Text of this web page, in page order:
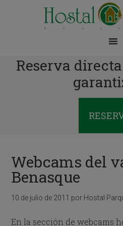
Reserva
Webcams del
Benasque
10 de julio de 2011 por Hostal
En la sección de webcams